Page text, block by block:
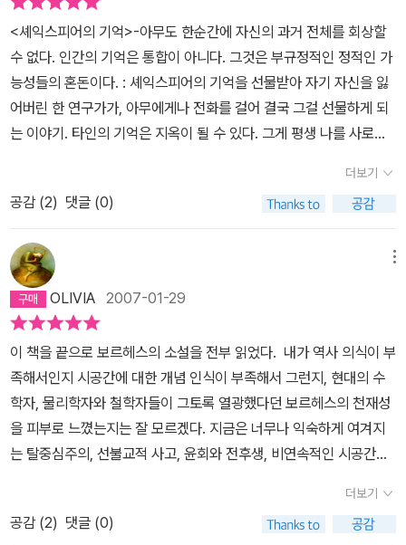
형이상학이 가장 잘 녹아있는 작품이에요. 그런데 그의 다른 걸작 '죽
지 않는 사람들'이나 '바빌로니아의 복권'이 추상적인 셋팅인데 비해
이 글은 더 사실적인 셋팅을 하고 있습니다. 마치 작가의 사실 체험과
관련이 있는 듯한 느낌입니다. 그래서 근런지 더 깊은 감흥을 남기지
요. 플라톤주의적인 세계의회의 형성과 몰락 과정은 특히 인간이 품
게 마련인 자기중심적 도취와 역사의 수레바퀴를 돌리는 듯한 환상에
대한 비유담처럼 느껴집니다.(주관적 착각인지 모르겠으나 저는 그렇
게 느꼈습니다.)보르헤스의 깊이를 곱씹고 싶은 독자분이라면 이 책,
<셰익스피어의 기억>-아무도 한순간에 자신의 과거 전체를 회상할
수 없다. 인간의 기억은 통합이 아니다. 그것은 부규정적인 정적인 가
능성들의 혼돈이다. : 셰익스피어의 기억을 선물받아 자기 자신을 잃
어버린 한 연구가가, 아무에게나 전화를 걸어 결국 그걸 선물하게 되
는 이야기. 타인의 기억은 지옥이 될 수 있다. 그게 평생 나를 사로잡
다면 내가 알고 있는 것에 대해 당신이 알고 있다는 것은 아주 자연스
러운 일 아닐까요. 따라서 비록 상세하긴 하지만 아까의 그 목록은 전
혀 소용이 없는 거예요. -불가능한 것에 대한 본질적 공포와 그럼에도
불구하고 그것이 눈앞에서 펼쳐지고 있다는 사실이 그를 경악시키고
있는 것 같았다. 내 살과 피로 만들어진 자식보다 더 친밀하게 느껴지
는 그 가련한 청년에게 나는 물밀듯 밀려오는 사랑을 느꼈다. -그는
인류의 형제에 대해 노래하게 되리라고 단언했다. 우리 시대의 신은
자신의 시대에 등을 돌려서는 안된다고. 그에게 진실로 모든 사람에
게 형제 같은 느낌이 드는지 물었다. 그는 형제란 억압받고 소외당한
수많은 민중들을 가리킨다고 말했다. '자네의 억압받고 소외 당한 민
중들이란 단지 하나의 추상에 불과해. 만일 누군가가 존재한다고 말
할 수 있다면 오직 개인들만이 존재할 따름이지. 어제의 인간은 오늘
의 인간이 아니라고 어떤 그리스인이 선언했지.' -나는 흔하면서 더
명백한 친근감을 가지고 있고 우리들의 상상력이 이미 받아들이고 있
더보기
공감 (2) 댓글 (0)
OLIVIA 2007-01-29
이 책을 끝으로 보르헤스의 소설을 전부 읽었다. 내가 역사 의식이 부
족해서인지 시공간에 대한 개념 인식이 부족해서 그런지, 현대의 수
학자, 물리학자와 철학자들이 그토록 열광했다던 보르헤스의 천재성
을 피부로 느꼈는지는 잘 모르겠다. 지금은 너무나 익숙하게 여겨지
는 탈중심주의, 선불교적 사고, 윤회와 전후생, 비연속적인 시공간
들에서부터 이미 반 세기를 건너와버린 탓이다. (이래서 고전을 읽는
것 못지않게 시대의 흐름을 따라가는 독서 또한 중요하다!) 하지만 보
더보기
공감 (2) 댓글 (0)